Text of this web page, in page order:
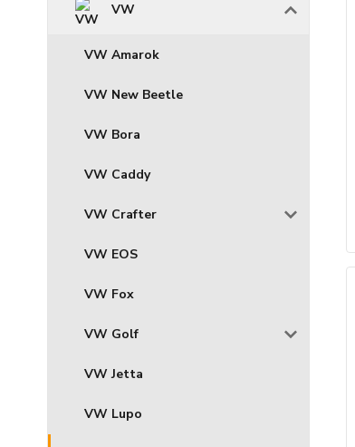
VW
VW Amarok
VW New Beetle
VW Bora
VW Caddy
VW Crafter
VW EOS
VW Fox
VW Golf
VW Jetta
VW Lupo